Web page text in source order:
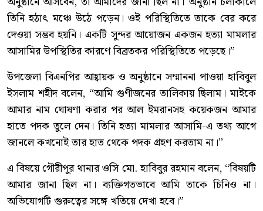
তিনি হঠাৎ মঞ্চে উঠে পড়েন। ওই পরিস্থিতিতে তাকে বের করে
দেওয়া সম্ভব হয়নি। একটি সুন্দর আয়োজন একজন হত্যা মামলার
আসামির উপস্থিতির কারণে বিব্রতকর পরিস্থিতিতে পড়েছে।”
উপজেলা বিএনপির আহ্বায়ক ও অনুষ্ঠানে সম্মাননা পাওয়া হাবিবুল
ইসলাম শহীদ বলেন, “আমি গুণীজনের তালিকায় ছিলাম। মাইকে
আমার নাম ঘোষণা করার পর আল ইমরানসহ কয়েকজন আমার
হাতে পদক তুলে দেন। তিনি হত্যা মামলার আসামি-এ তথ্য আগে
জানলে কখনোই তার হাত থেকে পদক গ্রহণ করতাম না।”
এ বিষয়ে গৌরীপুর থানার ওসি মো. হাবিবুর রহমান বলেন, “বিষয়টি
আমার জানা ছিল না। ব্যক্তিগতভাবে আমি তাকে চিনিও না।
অভিযোগটি গুরুত্বের সঙ্গে খতিয়ে দেখা হবে।”